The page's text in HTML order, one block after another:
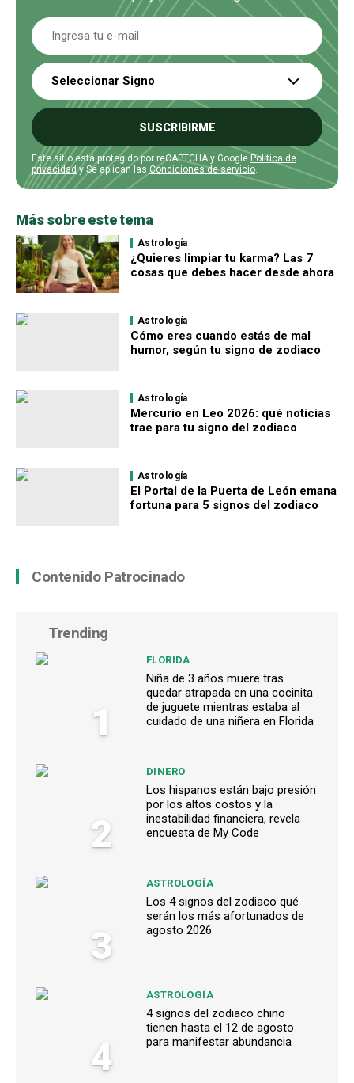
Seleccionar Signo
SUSCRIBIRME
Este sitio está protegido por reCAPTCHA y Google Política de
privacidady Se aplican las Condiciones de servicio.
Más sobre este tema
Astrología
¿Quieres limpiar tu karma? Las 7
cosas que debes hacer desde ahora
Astrología
Cómo eres cuando estás de mal
humor, según tu signo de zodiaco
Astrología
Mercurio en Leo 2026: qué noticias
trae para tu signo del zodiaco
Astrología
El Portal de la Puerta de León emana
fortuna para 5 signos del zodiaco
Contenido Patrocinado
Trending
1
FLORIDA
Niña de 3 años muere tras
quedar atrapada en una cocinita
de juguete mientras estaba al
cuidado de una niñera en Florida
2
DINERO
Los hispanos están bajo presión
por los altos costos y la
inestabilidad financiera, revela
encuesta de My Code
3
ASTROLOGÍA
Los 4 signos del zodiaco qué
serán los más afortunados de
agosto 2026
4
ASTROLOGÍA
4 signos del zodiaco chino
tienen hasta el 12 de agosto
para manifestar abundancia